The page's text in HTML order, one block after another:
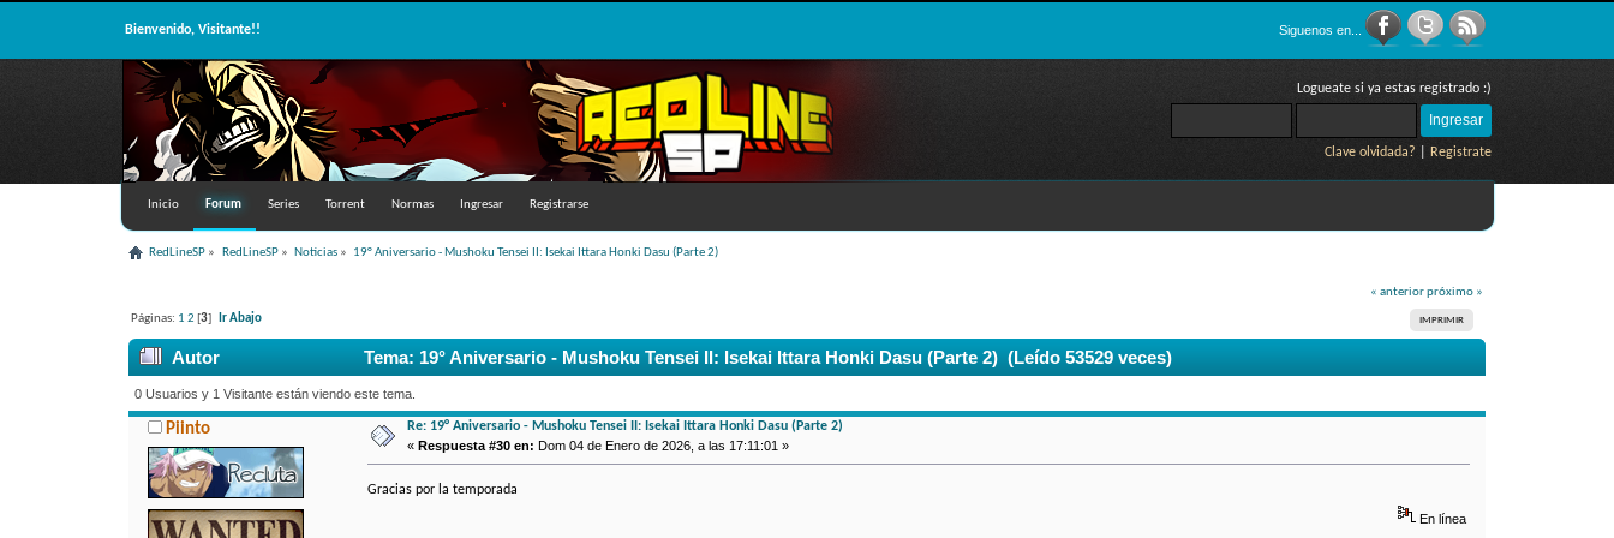
Bienvenido, Visitante!! Siguenos en...
Logueate si ya estas registrado :)
Clave olvidada? Registrate
Inicio Forum Series Torrent Normas Ingresar Registrarse
RedLineSP » RedLineSP» Noticias » 19° Aniversario - Mushoku Tensei II: Isekai Ittara Honki Dasu (Parte 2)
« anterior próximo »
IMPRIMIR
Páginas: 1 2 [3 ]Ir Abajo
Autor Tema: 19° Aniversario - Mushoku Tensei II: Isekai Ittara Honki Dasu (Parte 2) (Leído 53529 veces)
0 Usuarios y 1 Visitante están viendo este tema.
Piinto
Re: 19° Aniversario - Mushoku Tensei II: Isekai Ittara Honki Dasu (Parte 2)
« Respuesta #30 en: Dom 04 de Enero de 2026, a las 17:11:01 »
Gracias por la temporada
En línea